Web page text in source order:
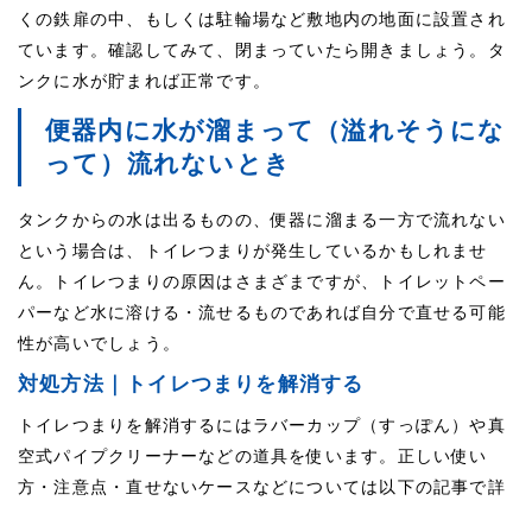
くの鉄扉の中、もしくは駐輪場など敷地内の地面に設置され
ています。確認してみて、閉まっていたら開きましょう。タ
ンクに水が貯まれば正常です。
便器内に水が溜まって（溢れそうにな
って）流れないとき
タンクからの水は出るものの、便器に溜まる一方で流れない
という場合は、トイレつまりが発生しているかもしれませ
ん。トイレつまりの原因はさまざまですが、トイレットペー
パーなど水に溶ける・流せるものであれば自分で直せる可能
性が高いでしょう。
対処方法｜トイレつまりを解消する
トイレつまりを解消するにはラバーカップ（すっぽん）や真
空式パイプクリーナーなどの道具を使います。正しい使い
方・注意点・直せないケースなどについては以下の記事で詳